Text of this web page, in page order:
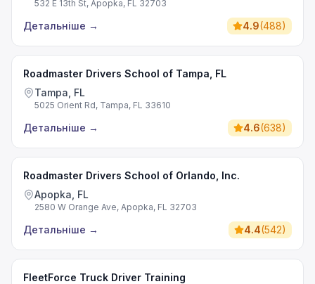
532 E 13th St, Apopka, FL 32703
Детальніше → 4.9(488)
Roadmaster Drivers School of Tampa, FL
Tampa, FL
5025 Orient Rd, Tampa, FL 33610
Детальніше → 4.6(638)
Roadmaster Drivers School of Orlando, Inc.
Apopka, FL
2580 W Orange Ave, Apopka, FL 32703
Детальніше → 4.4(542)
FleetForce Truck Driver Training